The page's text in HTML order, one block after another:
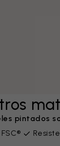
pintados